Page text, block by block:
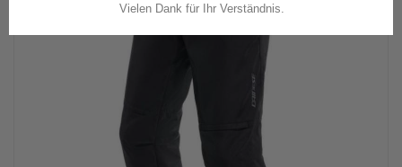
Vielen Dank für Ihr Verständnis.